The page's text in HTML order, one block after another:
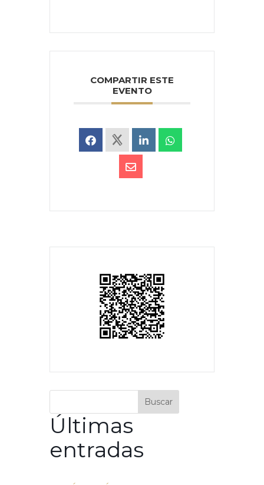
COMPARTIR ESTE
EVENTO
Buscar
Últimas
entradas